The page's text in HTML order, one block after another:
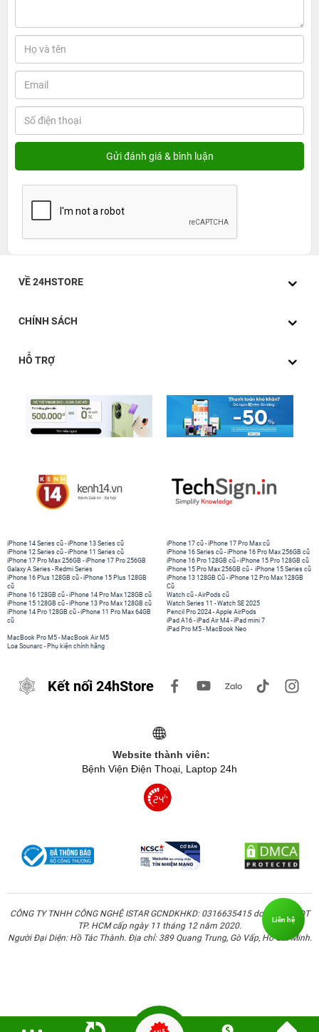
VỀ 24HSTORE
CHÍNH SÁCH
HỖ TRỢ
iPhone 14 Series cũ -iPhone 13 Series cũ
iPhone 12 Series cũ -iPhone 11 Series cũ
iPhone 17 Pro Max 256GB -iPhone 17 Pro 256GB
Galaxy A Series - Redmi Series
iPhone 17 cũ -iPhone 17 Pro Max cũ
iPhone 16 Series cũ - iPhone 16 Pro Max 256GB cũ
iPhone 16 Pro 128GB cũ -iPhone 15 Pro 128GB cũ
iPhone 15 Pro Max 256GB cũ - iPhone 15 Series cũ
iPhone 16 Plus 128GB cũ -iPhone 15 Plus 128GB
cũ
iPhone 16 128GB cũ -iPhone 14 Pro Max 128GB cũ
iPhone 15 128GB cũ -iPhone 13 Pro Max 128GB cũ
iPhone 14 Pro 128GB cũ -iPhone 11 Pro Max 64GB
cũ
iPhone 13 128GB Cũ -iPhone 12 Pro Max 128GB
Cũ
Watch cũ -AirPods cũ
Watch Series 11 -Watch SE 2025
Pencil Pro 2024 -Apple AirPods
iPad A16 -iPad Air M4 -iPad mini 7
iPad Pro M5 - MacBook Neo
MacBook Pro M5 - MacBook Air M5
Loa Sounarc - Phụ kiện chính hãng
Kết nối 24hStore
Website thành viên:
Bệnh Viện Điện Thoại, Laptop 24h
CÔNG TY TNHH CÔNG NGHỆ ISTAR GCNDKHKD: 0316635415 do Sở KH & ĐT
TP. HCM cấp ngày 11 tháng 12 năm 2020.
Người Đại Diện: Hồ Tác Thành. Địa chỉ: 389 Quang Trung, Gò Vấp, Hồ Chí Minh.
Liên hệ